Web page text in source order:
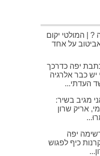
| המולטי יקום
על אחד
יפה כדרכך
יש כבר אלרגיה
העדתי...
מגיב בשיר:
אריק שרון
יפה
כיף לפגוש